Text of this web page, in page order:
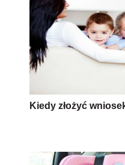
Kiedy złożyć